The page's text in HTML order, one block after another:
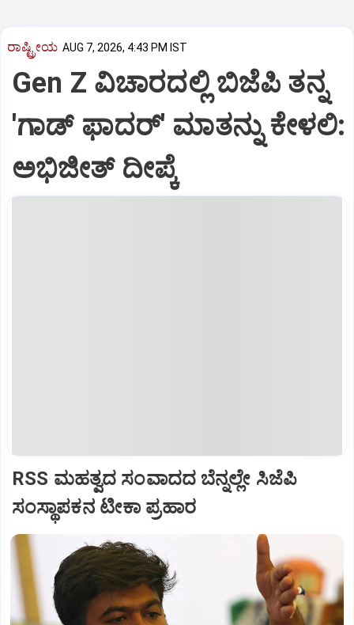
ರಾಷ್ಟ್ರೀಯ AUG 7, 2026, 4:43 PM IST
Gen Z ವಿಚಾರದಲ್ಲಿ ಬಿಜೆಪಿ ತನ್ನ
'ಗಾಡ್ ಫಾದರ್' ಮಾತನ್ನು ಕೇಳಲಿ:
ಅಭಿಜೀತ್ ದೀಪ್ಕೆ
RSS ಮಹತ್ವದ ಸಂವಾದದ ಬೆನ್ನಲ್ಲೇ ಸಿಜೆಪಿ
ಸಂಸ್ಥಾಪಕನ ಟೀಕಾ ಪ್ರಹಾರ